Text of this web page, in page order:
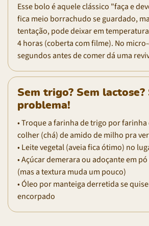
Esse bolo é aquele clássico "faça e
fica meio borrachudo se guardado,
tentação, pode deixar em
4 horas (coberta com filme). No
segundos antes de comer dá uma
Sem trigo? Sem lactose?
problema!
• Troque a farinha de trigo por farinha
colher (chá) de amido de milho pra
• Leite vegetal (aveia fica ótimo) no
• Açúcar demerara ou adoçante em
(mas a textura muda um pouco)
• Óleo por manteiga derretida se
encorpado